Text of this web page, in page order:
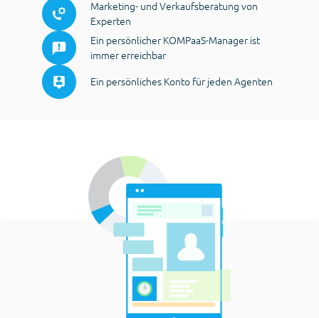
Marketing- und Verkaufsberatung von
Experten
Ein persönlicher KOMPaaS-Manager ist
immer erreichbar
Ein persönliches Konto für jeden Agenten